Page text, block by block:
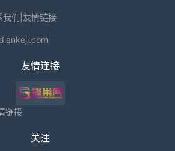
我们 友情链接
友情连接
链接
关注